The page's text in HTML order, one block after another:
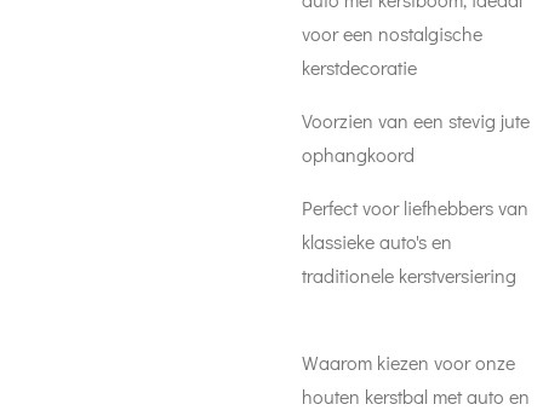
voor een nostalgische
kerstdecoratie
Voorzien van een stevig jute
ophangkoord
Perfect voor liefhebbers van
klassieke auto's en
traditionele kerstversiering
Waarom kiezen voor onze
houten kerstbal met auto en